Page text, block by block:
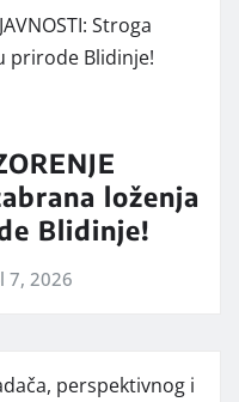
loženja
Blidinje!
7, 2026